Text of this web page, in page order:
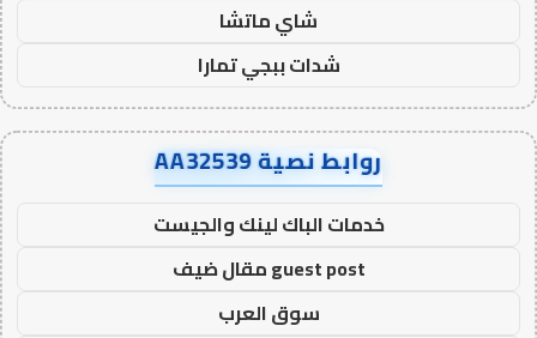
شاي ماتشا
شدات ببجي تمارا
روابط نصية AA32539
خدمات الباك لينك والجيست
guest post مقال ضيف
سوق العرب